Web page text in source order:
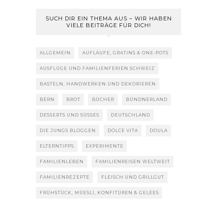
SUCH DIR EIN THEMA AUS – WIR HABEN
VIELE BEITRÄGE FÜR DICH!
ALLGEMEIN AUFLÄUFE, GRATINS & ONE-POTS
AUSFLÜGE UND FAMILIENFERIEN SCHWEIZ
BASTELN, HANDWERKEN UND DEKORIEREN
BERN BROT BÜCHER BÜNDNERLAND
DESSERTS UND SÜSSES DEUTSCHLAND
DIE JUNGS BLOGGEN DOLCE VITA DOULA
ELTERNTIPPS EXPERIMENTE
FAMILIENLEBEN FAMILIENREISEN WELTWEIT
FAMILIENREZEPTE FLEISCH UND GRILLGUT
FRÜHSTÜCK, MÜESLI, KONFITÜREN & GELEES